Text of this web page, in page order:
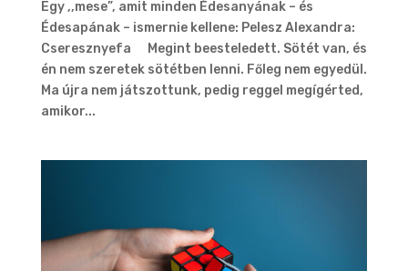
Egy ,,mese”, amit minden Édesanyának – és
Édesapának – ismernie kellene: Pelesz Alexandra:
Cseresznyefa Megint beesteledett. Sötét van, és
én nem szeretek sötétben lenni. Főleg nem egyedül.
Ma újra nem játszottunk, pedig reggel megígérted,
amikor...